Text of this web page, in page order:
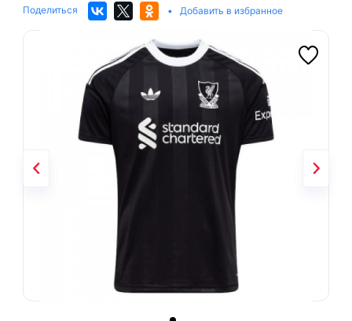
Поделиться • Добавить в избранное